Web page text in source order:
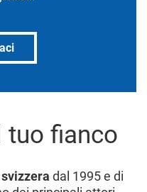
tuo fianco
dal 1995 e di